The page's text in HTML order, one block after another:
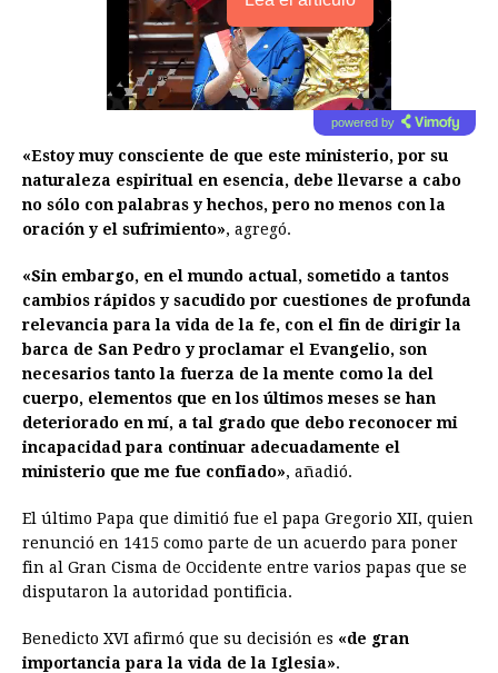
powered by
«Estoy muy consciente de que este ministerio, por su
naturaleza espiritual en esencia, debe llevarse a cabo
no sólo con palabras y hechos, pero no menos con la
oración y el sufrimiento», agregó.
«Sin embargo, en el mundo actual, sometido a tantos
cambios rápidos y sacudido por cuestiones de profunda
relevancia para la vida de la fe, con el fin de dirigir la
barca de San Pedro y proclamar el Evangelio, son
necesarios tanto la fuerza de la mente como la del
cuerpo, elementos que en los últimos meses se han
deteriorado en mí, a tal grado que debo reconocer mi
incapacidad para continuar adecuadamente el
ministerio que me fue confiado», añadió.
El último Papa que dimitió fue el papa Gregorio XII, quien
renunció en 1415 como parte de un acuerdo para poner
fin al Gran Cisma de Occidente entre varios papas que se
disputaron la autoridad pontificia.
Benedicto XVI afirmó que su decisión es «de gran
importancia para la vida de la Iglesia».